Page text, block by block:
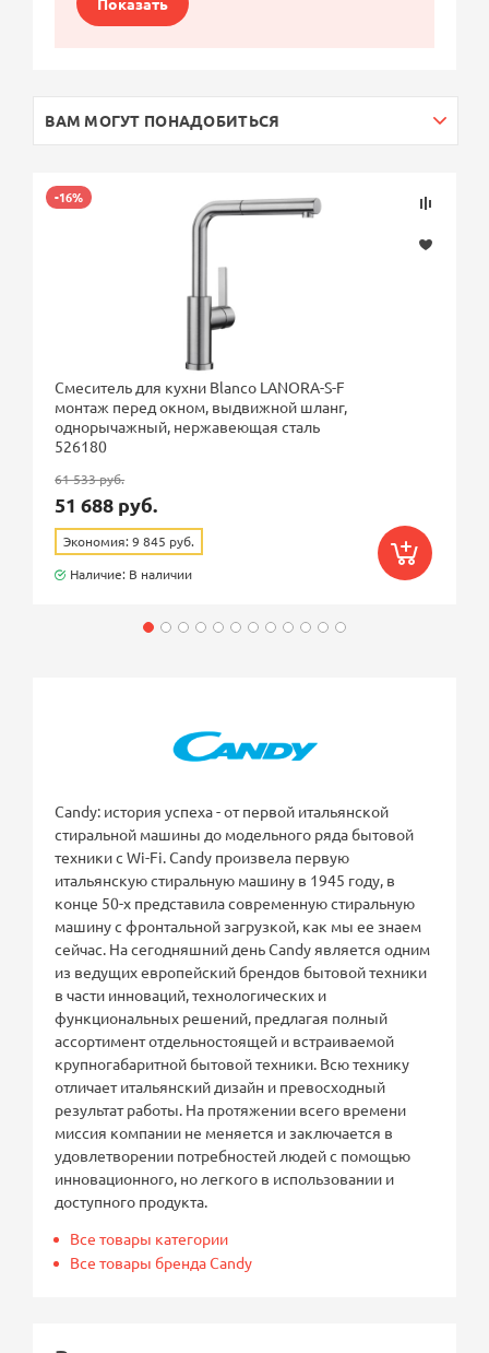
ВАМ МОГУТ ПОНАДОБИТЬСЯ
-16%
Смеситель для кухни Blanco LANORA-S-F
монтаж перед окном, выдвижной шланг,
однорычажный, нержавеющая сталь
526180
61 533 руб.
51 688 руб.
Экономия: 9 845 руб.
Наличие: В наличии
Candy: история успеха - от первой итальянской
стиральной машины до модельного ряда бытовой
техники с Wi-Fi. Candy произвела первую
итальянскую стиральную машину в 1945 году, в
конце 50-х представила современную стиральную
машину с фронтальной загрузкой, как мы ее знаем
сейчас. На сегодняшний день Candy является одним
из ведущих европейский брендов бытовой техники
в части инноваций, технологических и
функциональных решений, предлагая полный
ассортимент отдельностоящей и встраиваемой
крупногабаритной бытовой техники. Всю технику
отличает итальянский дизайн и превосходный
результат работы. На протяжении всего времени
миссия компании не меняется и заключается в
удовлетворении потребностей людей с помощью
инновационного, но легкого в использовании и
доступного продукта.
Все товары категории
Все товары бренда Candy